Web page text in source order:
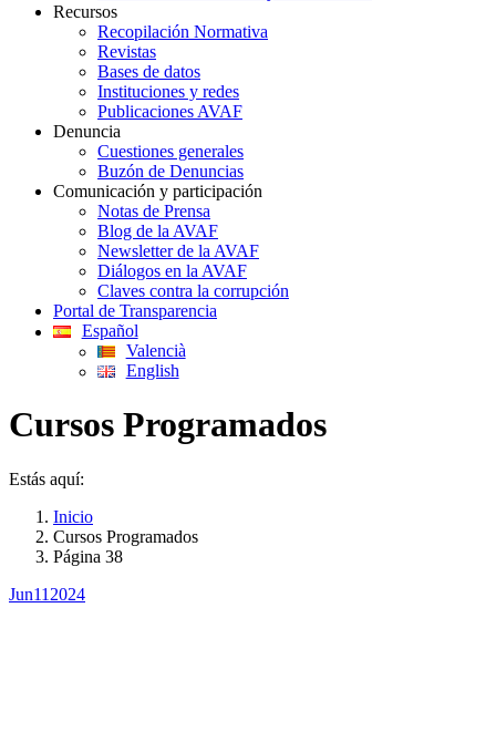
Recursos
Recopilación Normativa
Revistas
Bases de datos
Instituciones y redes
Publicaciones AVAF
Denuncia
Cuestiones generales
Buzón de Denuncias
Comunicación y participación
Notas de Prensa
Blog de la AVAF
Newsletter de la AVAF
Diálogos en la AVAF
Claves contra la corrupción
Portal de Transparencia
Español
Valencià
English
Cursos Programados
Estás aquí:
Inicio
Cursos Programados
Página 38
Jun11 2024